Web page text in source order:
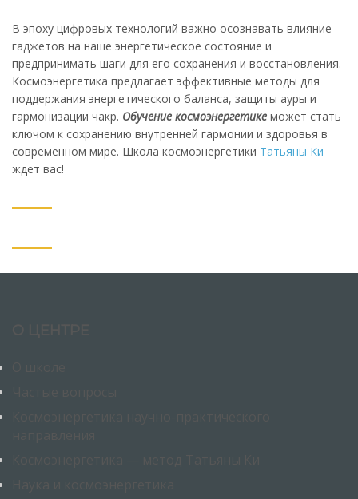
В эпоху цифровых технологий важно осознавать влияние
гаджетов на наше энергетическое состояние и
предпринимать шаги для его сохранения и восстановления.
Космоэнергетика предлагает эффективные методы для
поддержания энергетического баланса, защиты ауры и
гармонизации чакр. Обучение космоэнергетике может стать
ключом к сохранению внутренней гармонии и здоровья в
современном мире. Школа космоэнергетики Татьяны Ки
ждет вас!